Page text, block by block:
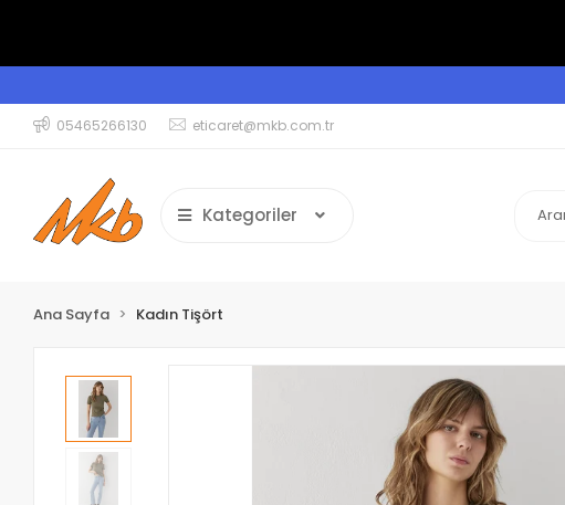
05465266130 eticaret@mkb.com.tr
Kategoriler
Ana Sayfa Kadın Tişört